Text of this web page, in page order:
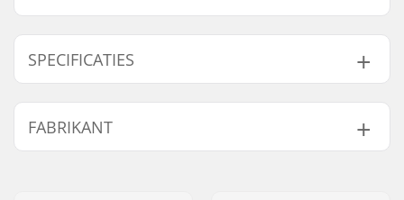
SPECIFICATIES
Pasvorm:
Tight Fit
Activiteit:
Langlauf, Snowboard,
FABRIKANT